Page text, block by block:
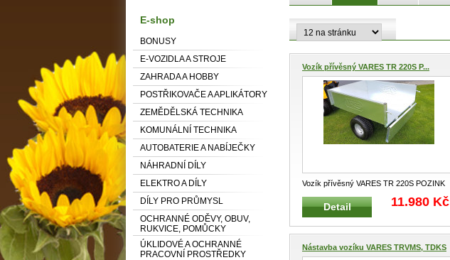
E-shop
BONUSY
E-VOZIDLA A STROJE
ZAHRADA A HOBBY
POSTŘIKOVAČE A APLIKÁTORY
ZEMĚDĚLSKÁ TECHNIKA
KOMUNÁLNÍ TECHNIKA
AUTOBATERIE A NABÍJEČKY
NÁHRADNÍ DÍLY
ELEKTRO A DÍLY
DÍLY PRO PRŮMYSL
OCHRANNÉ ODĚVY, OBUV,
RUKVICE, POMŮCKY
ÚKLIDOVÉ A OCHRANNÉ
PRACOVNÍ PROSTŘEDKY
Vozík přívěsný VARES TR 220S P...
Vozík přívěsný VARES TR 220S POZINK
Tažený sklopný vozík pro připojen
Detail 11.980 Kč
Nástavba vozíku VARES TRVMS, TDKS